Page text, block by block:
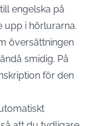
engelska på
upp i hörlurarna.
översättningen
smidig. På
för den